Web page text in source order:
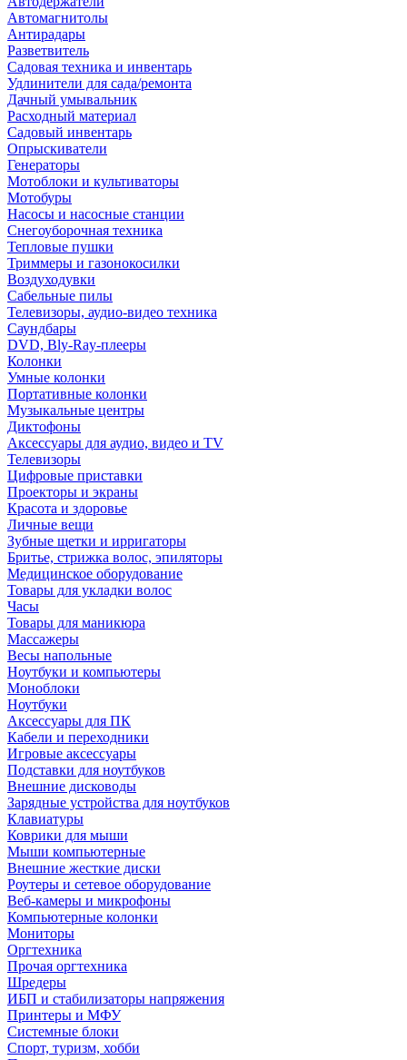
Автомагнитолы
Антирадары
Разветвитель
Садовая техника и инвентарь
Удлинители для сада/ремонта
Дачный умывальник
Расходный материал
Садовый инвентарь
Опрыскиватели
Генераторы
Мотоблоки и культиваторы
Мотобуры
Насосы и насосные станции
Снегоуборочная техника
Тепловые пушки
Триммеры и газонокосилки
Воздуходувки
Сабельные пилы
Телевизоры, аудио-видео техника
Саундбары
DVD, Bly-Ray-плееры
Колонки
Умные колонки
Портативные колонки
Музыкальные центры
Диктофоны
Аксессуары для аудио, видео и TV
Телевизоры
Цифровые приставки
Проекторы и экраны
Красота и здоровье
Личные вещи
Зубные щетки и ирригаторы
Бритье, стрижка волос, эпиляторы
Медицинское оборудование
Товары для укладки волос
Часы
Товары для маникюра
Массажеры
Весы напольные
Ноутбуки и компьютеры
Моноблоки
Ноутбуки
Аксессуары для ПК
Кабели и переходники
Игровые аксессуары
Подставки для ноутбуков
Внешние дисководы
Зарядные устройства для ноутбуков
Клавиатуры
Коврики для мыши
Мыши компьютерные
Внешние жесткие диски
Роутеры и сетевое оборудование
Веб-камеры и микрофоны
Компьютерные колонки
Мониторы
Оргтехника
Прочая оргтехника
Шредеры
ИБП и стабилизаторы напряжения
Принтеры и МФУ
Системные блоки
Спорт, туризм, хобби